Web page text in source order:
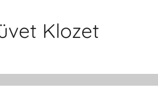
Klozet